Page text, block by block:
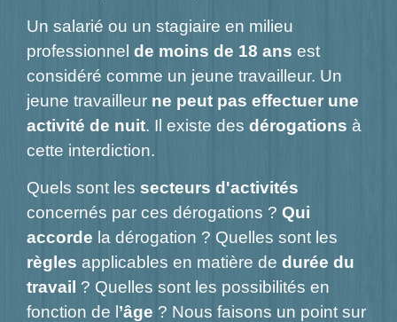
Un salarié ou un stagiaire en milieu
professionnel de moins de 18 ans est
considéré comme un jeune travailleur. Un
jeune travailleur ne peut pas effectuer une
activité de nuit. Il existe des dérogations à
cette interdiction.
Quels sont les secteurs d'activités
concernés par ces dérogations ? Qui
accorde la dérogation ? Quelles sont les
règles applicables en matière de durée du
travail ? Quelles sont les possibilités en
fonction de l’âge ? Nous faisons un point sur